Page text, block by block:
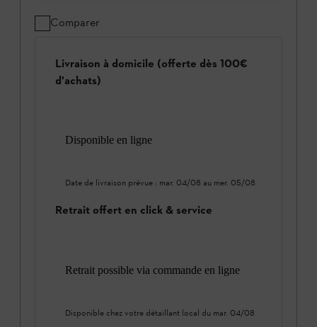
Comparer
Livraison à domicile (offerte dès 100€
d'achats)
Disponible en ligne
Date de livraison prévue : mar. 04/08 au mer. 05/08
Retrait offert en click & service
Retrait possible via commande en ligne
Disponible chez votre détaillant local du mar. 04/08